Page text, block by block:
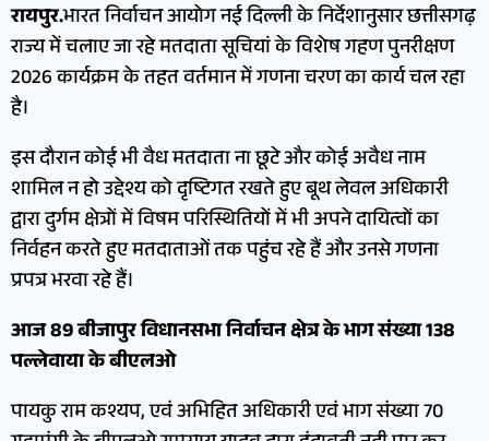
रायपुर.भारत निर्वाचन आयोग नई दिल्ली के निर्देशानुसार छत्तीसगढ़
राज्य में चलाए जा रहे मतदाता सूचियां के विशेष गहण पुनरीक्षण
2026 कार्यक्रम के तहत वर्तमान में गणना चरण का कार्य चल रहा
है।
इस दौरान कोई भी वैध मतदाता ना छूटे और कोई अवैध नाम
शामिल न हो उद्देश्य को दृष्टिगत रखते हुए बूथ लेवल अधिकारी
द्वारा दुर्गम क्षेत्रों में विषम परिस्थितियों में भी अपने दायित्वों का
निर्वहन करते हुए मतदाताओं तक पहुंच रहे हैं और उनसे गणना
प्रपत्र भरवा रहे हैं।
आज 89 बीजापुर विधानसभा निर्वाचन क्षेत्र के भाग संख्या 138
पल्लेवाया के बीएलओ
पायकु राम कश्यप, एवं अभिहित अधिकारी एवं भाग संख्या 70